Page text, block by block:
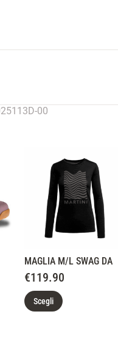
00
MAGLIA M/L SWAG DA
€119.90
Scegli